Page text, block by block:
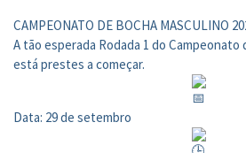
CAMPEONATO DE BOCHA MASCULINO
A tão esperada Rodada 1 do Campeonato
está prestes a começar.
Data: 29 de setembro